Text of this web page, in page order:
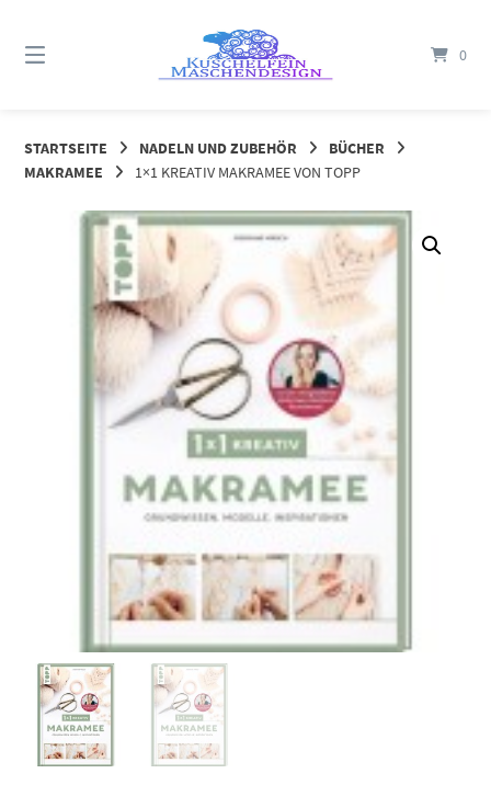
Inhalt
0
STARTSEITE NADELN UND ZUBEHÖR
BÜCHER
MAKRAMEE
1×1 KREATIV MAKRAMEE VON TOPP